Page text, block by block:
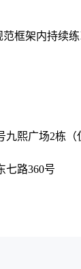
框架内持续
熙广场2栋（
七路360号